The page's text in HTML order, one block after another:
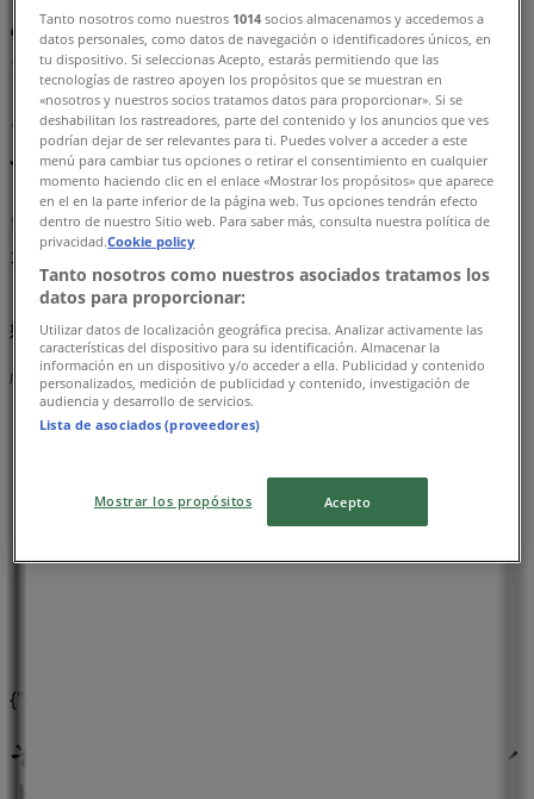
あなたの街のその他のカラオケ & エン
ターテイメント店舗。
ラウンドワン のオファーをさっと確認
する
カテゴリー:カラオケ & エンターテイメント
まもなく ラウンドワン>のカタログ・クーポンの掲載を開
始！
広告
{"numCatalogs":0}
その他のカラオケ & エンターテイメン
Tanto nosotros como nuestros 1014 socios almacenamos y accedemos a
datos personales, como datos de navegación o identificadores únicos, en
tu dispositivo. Si seleccionas Acepto, estarás permitiendo que las
tecnologías de rastreo apoyen los propósitos que se muestran en
«nosotros y nuestros socios tratamos datos para proporcionar». Si se
deshabilitan los rastreadores, parte del contenido y los anuncios que ves
podrían dejar de ser relevantes para ti. Puedes volver a acceder a este
menú para cambiar tus opciones o retirar el consentimiento en cualquier
momento haciendo clic en el enlace «Mostrar los propósitos» que aparece
en el en la parte inferior de la página web. Tus opciones tendrán efecto
dentro de nuestro Sitio web. Para saber más, consulta nuestra política de
privacidad.Cookie policy
Tanto nosotros como nuestros asociados tratamos los
datos para proporcionar:
Utilizar datos de localización geográfica precisa. Analizar activamente las
características del dispositivo para su identificación. Almacenar la
información en un dispositivo y/o acceder a ella. Publicidad y contenido
personalizados, medición de publicidad y contenido, investigación de
audiencia y desarrollo de servicios.
Lista de asociados (proveedores)
Mostrar los propósitos Acepto